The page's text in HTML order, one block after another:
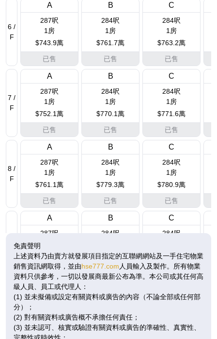
6 /
F
7 /
F
8 /
F
10
A
287呎
1房
$743.9萬
已售
B
284呎
1房
$761.7萬
已售
C
284呎
1房
$763.2萬
已售
A
287呎
1房
$752.1萬
已售
B
284呎
1房
$770.1萬
已售
C
284呎
1房
$771.6萬
已售
A
287呎
1房
$761.1萬
已售
B
284呎
1房
$779.3萬
已售
C
284呎
1房
$780.9萬
已售
A
287呎
$769.3萬
已售
B
284呎
$787.6萬
已售
C
284呎
$789.3萬
已售
A
1房
$778.2萬
1房
$796.9萬
$798.4萬
免責聲明
上述資料乃由賣方就發展項目指定的互聯網網站及一手住宅物業
銷售資訊網取得，並由hse777.com 人員輸入及製作。所有物業
資料只供參考，一切以發展商最新公布為準。本公司或其任何高
級人員、員工或代理人：
(1) 並未擬備或設定有關資料或廣告的內容（不論全部或任何部
分）；
(2) 對有關資料或廣告概不承擔任何責任；
(3) 並未認可、核實或驗證有關資料或廣告的準確性、真實性、